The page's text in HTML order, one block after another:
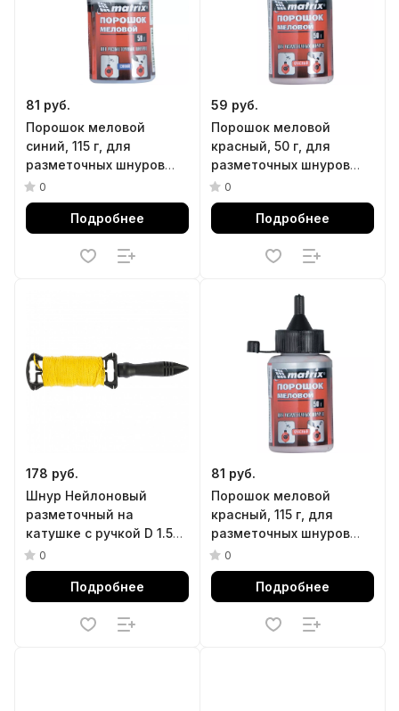
81 руб.
Порошок меловой
синий, 115 г, для
разметочных шнуров
Matrix
0
Подробнее
59 руб.
Порошок меловой
красный, 50 г, для
разметочных шнуров
Matrix
0
Подробнее
178 руб.
Шнур Нейлоновый
разметочный на
катушке c ручкой D 1.5
мм, 100 м Matrix
0
Подробнее
81 руб.
Порошок меловой
красный, 115 г, для
разметочных шнуров
Matrix
0
Подробнее